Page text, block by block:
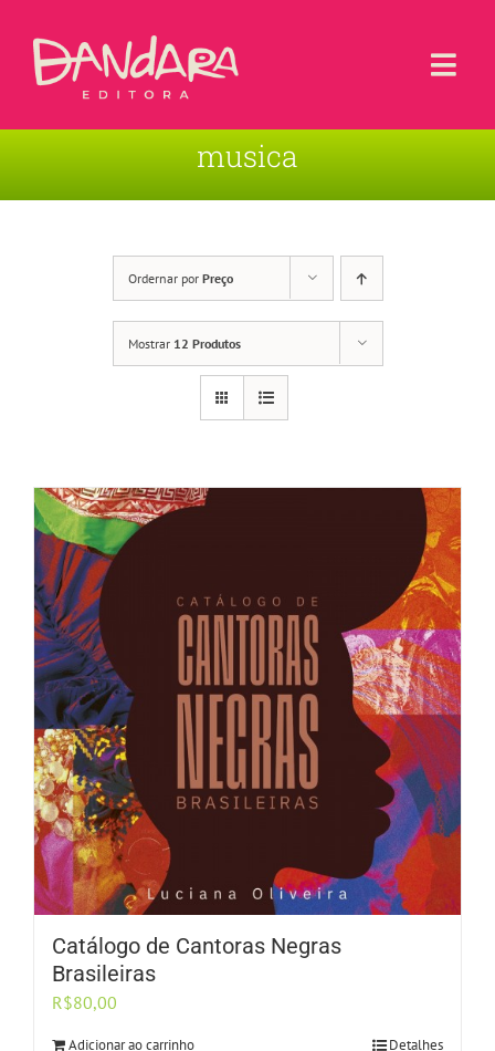
Sobre a Editora
musica
Ordernar por Preço
Mostrar 12 Produtos
Catálogo de Cantoras Negras
Brasileiras
R$80,00
Adicionar ao carrinho Detalhes